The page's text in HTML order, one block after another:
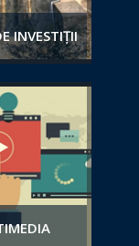
INVESTIȚII